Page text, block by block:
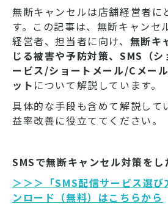
無断キャンセルは店舗経営者に
す。この記事は、無断キャンセ
経営者、担当者に向け、 無断キ
じる被害や予防対策、SMS（
ービス/ショートメール/Cメー
ット について解説しています。
具体的な手段も含めて解説して
益率改善に役立ててください。
SMSで無断キャンセル対策をし
＞＞＞「SMS配信サービス選
ンロード（無料）はこちらから